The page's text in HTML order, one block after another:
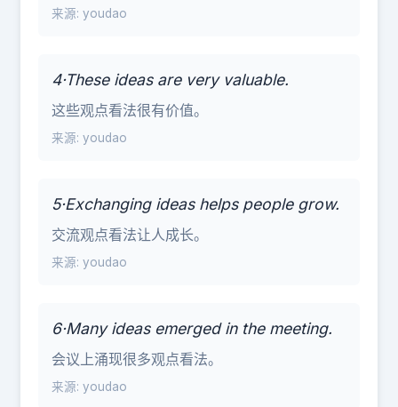
来源: youdao
4·These ideas are very valuable.
这些观点看法很有价值。
来源: youdao
5·Exchanging ideas helps people grow.
交流观点看法让人成长。
来源: youdao
6·Many ideas emerged in the meeting.
会议上涌现很多观点看法。
来源: youdao